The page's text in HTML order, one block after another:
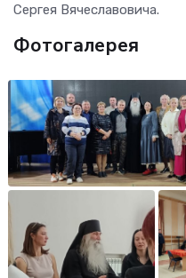
Сергея Вячеславовича.
Фотогалерея